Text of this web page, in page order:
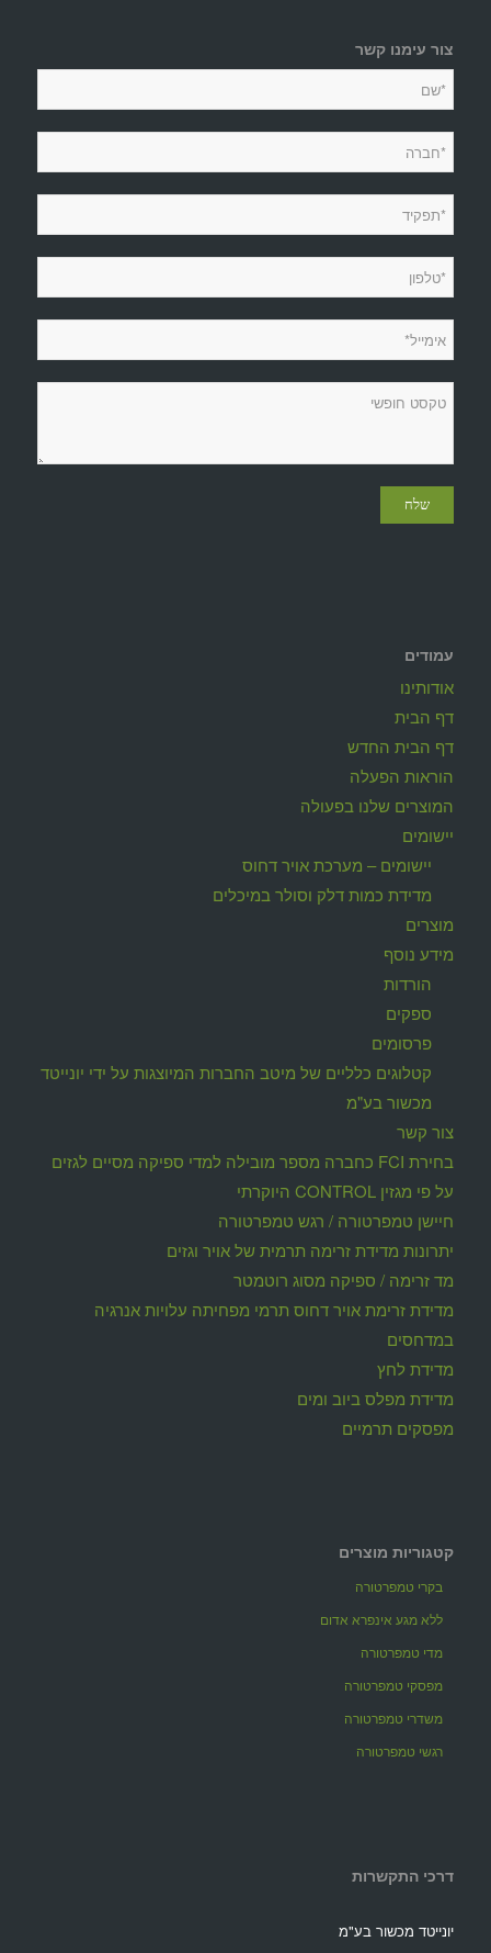
צור עימנו קשר
עמודים
אודותינו
דף הבית
דף הבית החדש
הוראות הפעלה
המוצרים שלנו בפעולה
יישומים
יישומים – מערכת אויר דחוס
מדידת כמות דלק וסולר במיכלים
מוצרים
מידע נוסף
הורדות
ספקים
פרסומים
קטלוגים כלליים של מיטב החברות המיוצגות על ידי יונייטד
מכשור בע"מ
צור קשר
בחירת FCI כחברה מספר מובילה למדי ספיקה מסיים לגזים
על פי מגזין CONTROL היוקרתי
חיישן טמפרטורה / רגש טמפרטורה
יתרונות מדידת זרימה תרמית של אויר וגזים
מד זרימה / ספיקה מסוג רוטמטר
מדידת זרימת אויר דחוס תרמי מפחיתה עלויות אנרגיה
במדחסים
מדידת לחץ
מדידת מפלס ביוב ומים
מפסקים תרמיים
קטגוריות מוצרים
בקרי טמפרטורה
ללא מגע אינפרא אדום
מדי טמפרטורה
מפסקי טמפרטורה
משדרי טמפרטורה
רגשי טמפרטורה
דרכי התקשרות
יונייטד מכשור בע"מ